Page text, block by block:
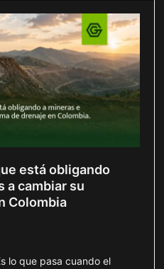
está obligando
a cambiar su
Colombia
lo que pasa cuando el